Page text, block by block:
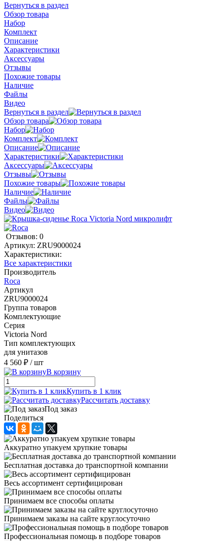
Вернуться в раздел
Обзор товара
Набор
Комплект
Описание
Характеристики
Аксессуары
Отзывы
Похожие товары
Наличие
Файлы
Видео
Вернуться в раздел
Обзор товара
Набор
Комплект
Описание
Характеристики
Аксессуары
Отзывы
Похожие товары
Наличие
Файлы
Видео
Отзывов: 0
Артикул: ZRU9000024
Характеристики:
Все характеристики
Производитель
Roca
Артикул
ZRU9000024
Группа товаров
Комплектующие
Серия
Victoria Nord
Тип комплектующих
для унитазов
4 560 ₽ / шт
В корзину
Купить в 1 клик
Рассчитать доставку
Под заказ
Поделиться
Аккуратно упакуем хрупкие товары
Бесплатная доставка до транспортной компании
Весь ассортимент сертифицирован
Принимаем все способы оплаты
Принимаем заказы на сайте круглосуточно
Профессиональная помощь в подборе товаров